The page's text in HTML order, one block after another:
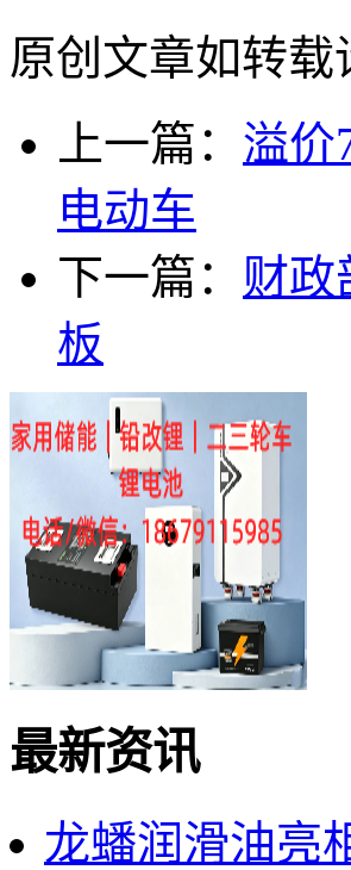
原创文章如转
上一篇： 溢价
电动车
下一篇： 财政
板
最新资讯
龙蟠润滑油亮